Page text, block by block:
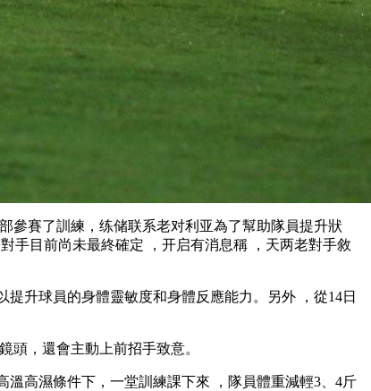
參賽了訓練 ，练储联系老对利亚為了幫助隊員提升狀
對手目前尚未最終確定 ，开启有消息稱 ，天两老對手敘
球員的身體靈敏度和身體反應能力。另外 ，從14日
，還會主動上前招手致意。
濕條件下 ，一堂訓練課下來 ，隊員體重減輕3、4斤